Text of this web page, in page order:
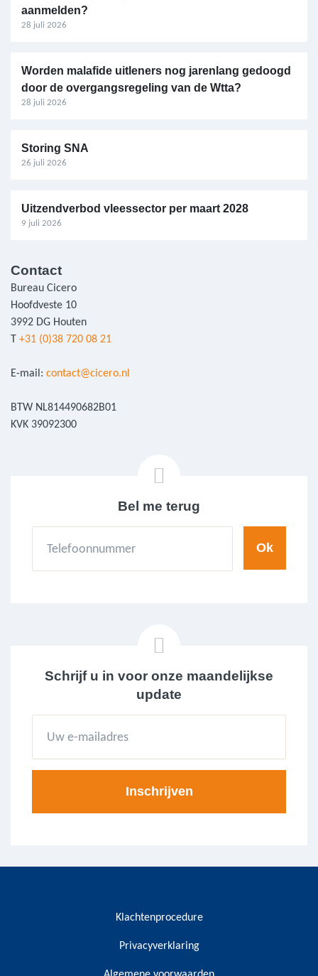
aanmelden?
28 juli 2026
Worden malafide uitleners nog jarenlang gedoogd
door de overgangsregeling van de Wtta?
28 juli 2026
Storing SNA
26 juli 2026
Uitzendverbod vleessector per maart 2028
9 juli 2026
Contact
Bureau Cicero
Hoofdveste 10
3992 DG Houten
+31 (0)38 720 08 21
E-mail: contact@cicero.nl
BTW NL814490682B01
KVK 39092300
Bel me terug
Schrijf u in voor onze maandelijkse
update
Klachtenprocedure
Privacyverklaring